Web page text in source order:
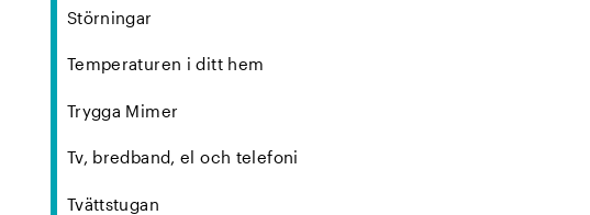
Störningar
Temperaturen i ditt hem
Trygga Mimer
Tv, bredband, el och telefoni
Tvättstugan